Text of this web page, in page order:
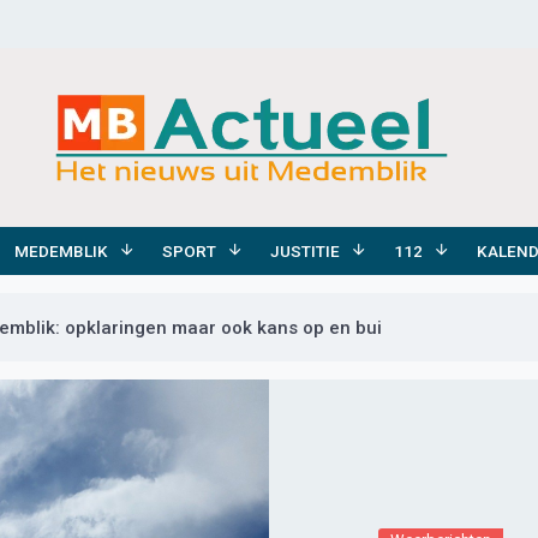
MEDEMBLIK SPORT JUSTITIE 112
opklaringen maar ook kans op en bui